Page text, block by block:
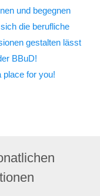
und begegnen
die berufliche
gestalten lässt
BBuD!
place for you!